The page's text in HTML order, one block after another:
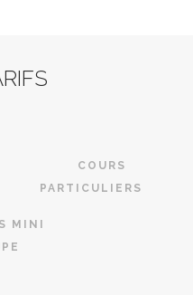
COURS
PARTICULIERS
MINI